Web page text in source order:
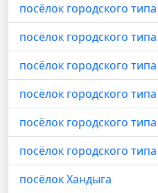
посёлок городского
посёлок городского
посёлок городского
посёлок городского
посёлок городского
посёлок городского
посёлок Хандыга